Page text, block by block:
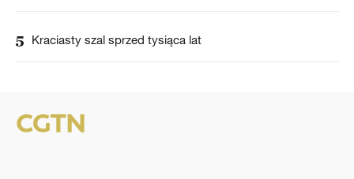
5 Kraciasty szal sprzed tysiąca lat